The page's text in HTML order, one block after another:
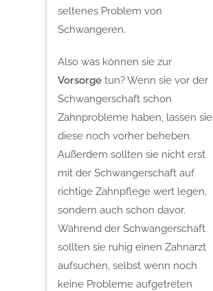
seltenes Problem von
Schwangeren.
Also was können sie zur
Vorsorge tun? Wenn sie vor der
Schwangerschaft schon
Zahnprobleme haben, lassen sie
diese noch vorher beheben.
Außerdem sollten sie nicht erst
mit der Schwangerschaft auf
richtige Zahnpflege wert legen,
sondern auch schon davor.
Während der Schwangerschaft
sollten sie ruhig einen Zahnarzt
aufsuchen, selbst wenn noch
keine Probleme aufgetreten